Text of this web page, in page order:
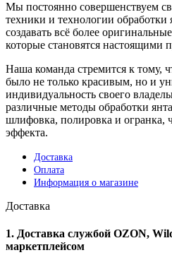
Мы постоянно совершенствуем
техники и технологии обработки
создавать всё более
которые становятся настоящими
Наша команда стремится к тому,
было не только красивым, но и
индивидуальность своего
различные методы обработки
шлифовка, полировка и огранка,
эффекта.
Доставка
Оплата
Информация о магазине
Доставка
1. Доставка службой OZON,
маркетплейсом